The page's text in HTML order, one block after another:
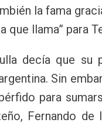
la fama
que llama” para
decía que su
Sin
para
Fernando